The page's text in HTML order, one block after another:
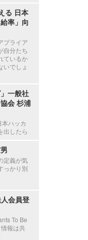
る 日本
率」向
プライア
自分たち
ているか
いでしょ
一般社
会 杉浦
ハッカ
出したら
定義が気
っかり別
会員登
To Be
報は共